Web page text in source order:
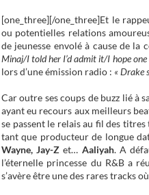
[one_three][/one_three]Et le
ou potentielles relations
de jeunesse envolé à cause de la
Minaj/I told her I’d admit it/I hope
lors d’une émission radio : « Drake
Car outre ses coups de buzz lié à
ayant eu recours aux meilleurs
se passent le relais au fil des
tant que producteur de longue
Wayne, Jay-Z et… Aaliyah. A
l’éternelle princesse du R&B a
s’avère être une des rares tracks